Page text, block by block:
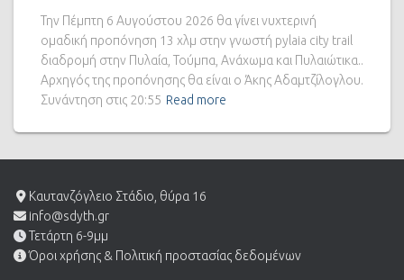
Την Πέμπτη 6 Αυγούστου 2026 θα γίνει νυχτερινή
ομαδική προπόνηση 13 χλμ στην γνωστή pylaia city trail
διαδρομή στην Πυλαία, Τούμπα, Ανάχωμα και Πυλαιώτικα..
Αρχηγός της προπόνησης θα είναι ο Άκης Αδαμτζίλογλου.
Συνάντηση στις 20:55 Read more
Καυτανζόγλειο Στάδιο, θύρα 16
info@sdyth.gr
Τετάρτη 6-9μμ
Όροι χρήσης & Πολιτική προστασίας δεδομένων